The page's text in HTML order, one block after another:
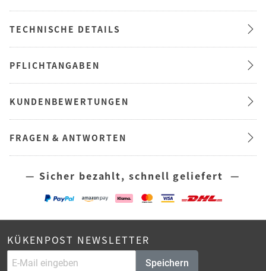
TECHNISCHE DETAILS
PFLICHTANGABEN
KUNDENBEWERTUNGEN
FRAGEN & ANTWORTEN
— Sicher bezahlt, schnell geliefert —
KÜKENPOST NEWSLETTER
Speichern